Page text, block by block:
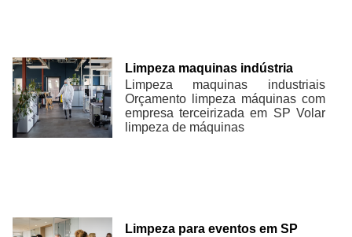
Limpeza maquinas indústria
Limpeza maquinas industriais
Orçamento limpeza máquinas com
empresa terceirizada em SP Volar
limpeza de máquinas
Limpeza para eventos em SP